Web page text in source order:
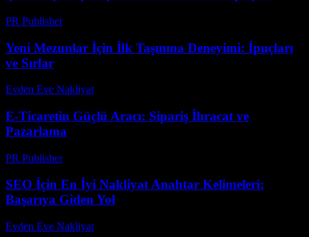
PR Publisher-
Yeni Mezunlar İçin İlk Taşınma Deneyimi: İpuçları
ve Sırlar
Evden Eve Nakliyat
E-Ticaretin Güçlü Aracı: Sipariş İhracat ve
Pazarlama
PR Publisher-
SEO İçin En İyi Nakliyat Anahtar Kelimeleri:
Başarıya Giden Yol
Evden Eve Nakliyat